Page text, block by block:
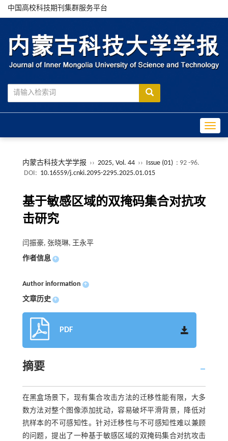
中国高校科技期刊集群服务平台
内蒙古科技大学学报 ›› 2025, Vol. 44 ›› Issue (01) : 92 -96.
DOI: 10.16559/j.cnki.2095-2295.2025.01.015
基于敏感区域的双掩码集合对抗攻
击研究
闫振豪, 张晓琳, 王永平
作者信息 +
Author information +
文章历史 +
PDF
摘要
在黑盒场景下，现有集合攻击方法的迁移性能有限，大多
数方法对整个图像添加扰动，容易破坏平滑背景，降低对
抗样本的不可感知性。针对迁移性与不可感知性难以兼顾
的问题，提出了一种基于敏感区域的双掩码集合对抗攻击